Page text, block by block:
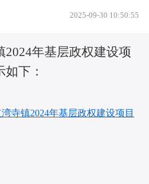
2025-09-30 10:50:55
年基层政权建设项
下：
寺镇2024年基层政权建设项目